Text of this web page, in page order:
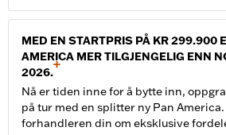
MED EN STARTPRIS PÅ KR 299.900
AMERICA MER TILGJENGELIG ENN
2026.
+
Nå er tiden inne for å bytte inn,
på tur med en splitter ny Pan
forhandleren din om eksklusive